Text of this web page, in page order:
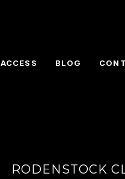
ACCESS BLOG
RODENSTOCK